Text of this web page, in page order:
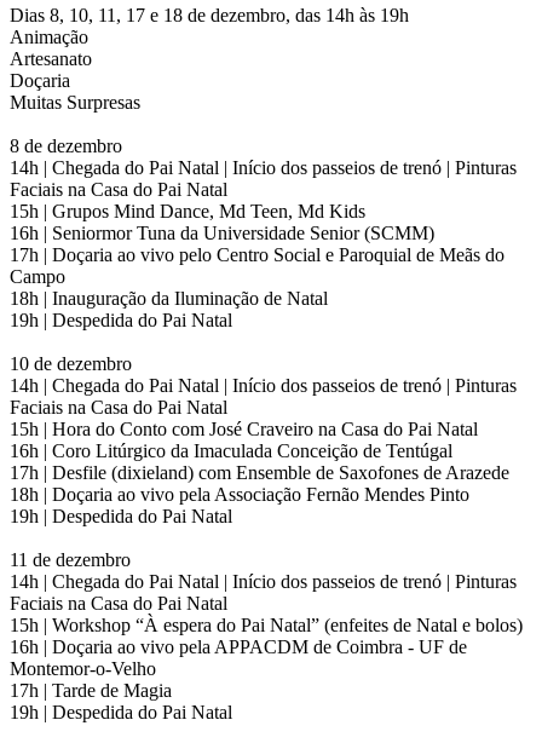
Dias 8, 10, 11, 17 e 18 de dezembro, das 14h às 19h
Animação
Artesanato
Doçaria
Muitas Surpresas
8 de dezembro
14h | Chegada do Pai Natal | Início dos passeios de trenó | Pinturas
Faciais na Casa do Pai Natal
15h | Grupos Mind Dance, Md Teen, Md Kids
16h | Seniormor Tuna da Universidade Senior (SCMM)
17h | Doçaria ao vivo pelo Centro Social e Paroquial de Meãs do
Campo
18h | Inauguração da Iluminação de Natal
19h | Despedida do Pai Natal
10 de dezembro
14h | Chegada do Pai Natal | Início dos passeios de trenó | Pinturas
Faciais na Casa do Pai Natal
15h | Hora do Conto com José Craveiro na Casa do Pai Natal
16h | Coro Litúrgico da Imaculada Conceição de Tentúgal
17h | Desfile (dixieland) com Ensemble de Saxofones de Arazede
18h | Doçaria ao vivo pela Associação Fernão Mendes Pinto
19h | Despedida do Pai Natal
11 de dezembro
14h | Chegada do Pai Natal | Início dos passeios de trenó | Pinturas
Faciais na Casa do Pai Natal
15h | Workshop “À espera do Pai Natal” (enfeites de Natal e bolos)
16h | Doçaria ao vivo pela APPACDM de Coimbra - UF de
Montemor-o-Velho
17h | Tarde de Magia
19h | Despedida do Pai Natal